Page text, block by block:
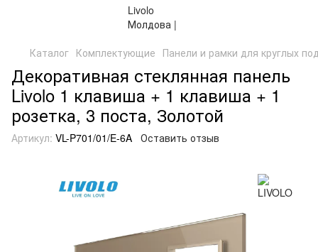
Каталог Комплектующие Панели и рамки для круглых
Декоративная стеклянная панель
Livolo 1 клавиша + 1 клавиша + 1
розетка, 3 поста, Золотой
Артикул: VL-P701/01/E-6A Оставить отзыв